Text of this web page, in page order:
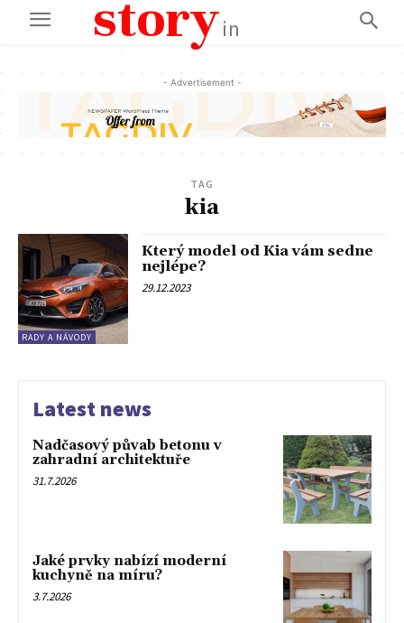
storyin
- Advertisement -
TAG
kia
RADY A NÁVODY
Který model od Kia vám sedne
nejlépe?
29.12.2023
Latest news
Nadčasový půvab betonu v
zahradní architektuře
31.7.2026
Jaké prvky nabízí moderní
kuchyně na míru?
3.7.2026